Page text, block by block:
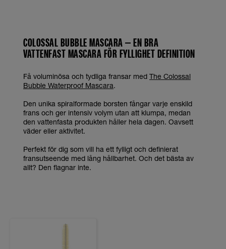
COLOSSAL BUBBLE MASCARA – EN BRA
VATTENFAST MASCARA FÖR FYLLIGHET DEFINITION
Få voluminösa och tydliga fransar med The Colossal
Bubble Waterproof Mascara.
Den unika spiralformade borsten fångar varje enskild
frans och ger intensiv volym utan att klumpa, medan
den vattenfasta produkten håller hela dagen. Oavsett
väder eller aktivitet.
Perfekt för dig som vill ha ett fylligt och definierat
fransutseende med lång hållbarhet. Och det bästa av
allt? Den flagnar inte.